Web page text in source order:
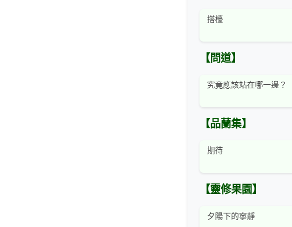
搭檯
【問道】
究竟應該站在哪一邊？
【品蘭集】
期待
【靈修果園】
夕陽下的寧靜